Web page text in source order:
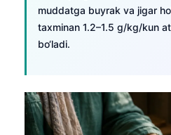
muddatga buyrak va jigar
taxminan 1.2–1.5 g/kg/kun
bo‘ladi.
ພາສາລາວ
Basa Jawa
Кыргызча
Татар теле